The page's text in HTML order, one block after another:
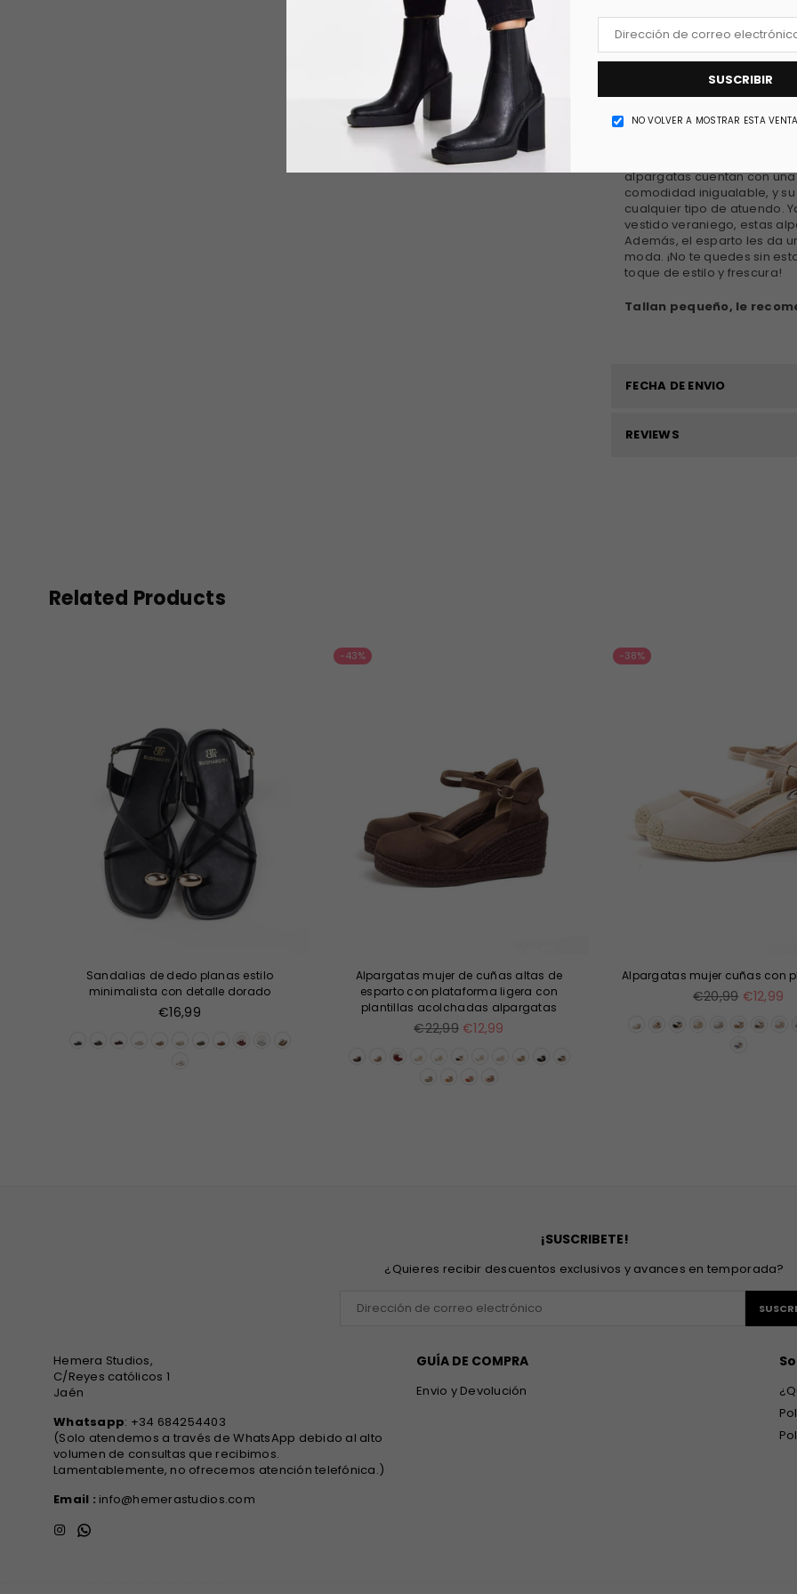
SUSCRIBIR
NO VOLVER A MOSTRAR ESTA
PRODUCT DETAILS
alpargatas cuentan con
comodidad inigualable, y
cualquier tipo de atuendo.
vestido veraniego, estas
Además, el esparto les da
moda. ¡No te quedes sin
toque de estilo y frescura!
Tallan pequeño, le
FECHA DE ENVIO
REVIEWS
Related Products
Sandalias de dedo planas estilo
minimalista con detalle dorado
Precio
€16,99
-43%
Alpargatas mujer de cuñas altas de
esparto con plataforma ligera con
plantillas acolchadas alpargatas
Precio
€22,99 €12,99
-38%
Alpargatas mujer cuñas con
Precio
€20,99 €12,99
¡SUSCRIBETE!
¿Quieres recibir descuentos exclusivos y avances en temporada?
Hemera Studios,
C/Reyes católicos 1
Jaén
Whatsapp: +34 684254403
(Solo atendemos a través de WhatsApp debido al alto
volumen de consultas que recibimos.
Lamentablemente, no ofrecemos atención telefónica.)
Email : info@hemerastudios.com
InstagramWhatsapp
GUÍA DE COMPRA
Envio y Devolución